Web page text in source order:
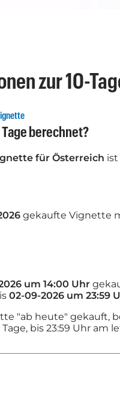
zur 10-
berechnet?
für Österreich
gekaufte Vignette
um 14:00 Uhr
02-09-2026 um 23:59
"ab heute" gekauft,
bis 23:59 Uhr am